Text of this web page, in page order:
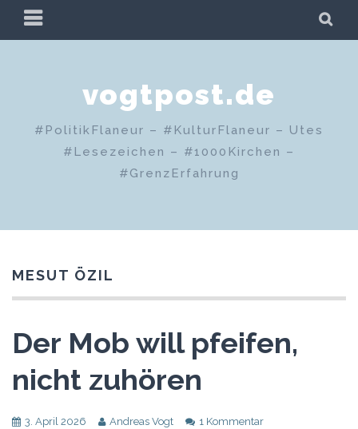
Zum
PRIMÄRES
MENÜ
vogtpost.de
#PolitikFlaneur – #KulturFlaneur – Utes
#Lesezeichen – #1000Kirchen –
#GrenzErfahrung
MESUT ÖZIL
Der Mob will pfeifen,
nicht zuhören
3. April 2026 Andreas Vogt 1 Kommentar